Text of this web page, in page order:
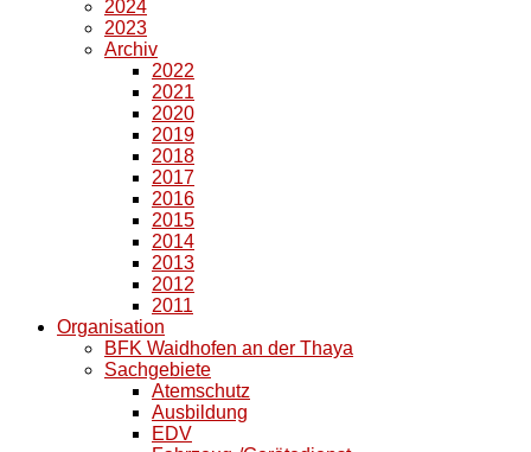
2024
2023
Archiv
2022
2021
2020
2019
2018
2017
2016
2015
2014
2013
2012
2011
Organisation
BFK Waidhofen an der Thaya
Sachgebiete
Atemschutz
Ausbildung
EDV